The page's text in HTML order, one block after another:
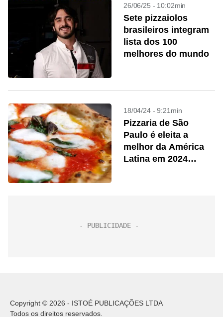
26/06/25 - 10:02min
Sete pizzaiolos
brasileiros integram
lista dos 100
melhores do mundo
18/04/24 - 9:21min
Pizzaria de São
Paulo é eleita a
melhor da América
Latina em 2024
Copyright © 2026 - ISTOÉ PUBLICAÇÕES LTDA
Todos os direitos reservados.